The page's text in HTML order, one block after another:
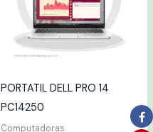
PORTATIL DELL PRO 14
PC14250
Computadoras